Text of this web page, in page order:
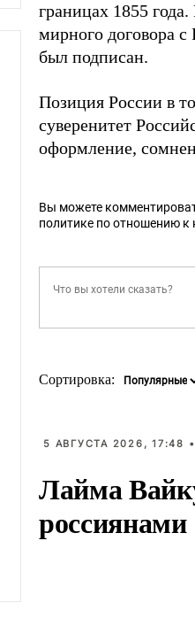
границах 1855
мирного договора
был подписан.
Позиция России в
суверенитет
оформление,
Вы можете
политике по отношению
Сортировка:
5 АВГУСТА 2026, 17:48 •
Лайма
россиянами